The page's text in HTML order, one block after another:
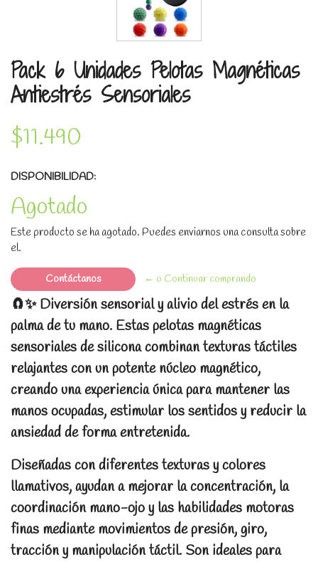
Pack 6 Unidades Pelotas Magnéticas
Antiestrés Sensoriales
$11.490
DISPONIBILIDAD:
Agotado
Este producto se ha agotado. Puedes enviarnos una consulta sobre
el.
Contáctanos ← o Continuar comprando
🧲✨ Diversión sensorial y alivio del estrés en la
palma de tu mano. Estas pelotas magnéticas
sensoriales de silicona combinan texturas táctiles
relajantes con un potente núcleo magnético,
creando una experiencia única para mantener las
manos ocupadas, estimular los sentidos y reducir la
ansiedad de forma entretenida.
Diseñadas con diferentes texturas y colores
llamativos, ayudan a mejorar la concentración, la
coordinación mano-ojo y las habilidades motoras
finas mediante movimientos de presión, giro,
tracción y manipulación táctil. Son ideales para